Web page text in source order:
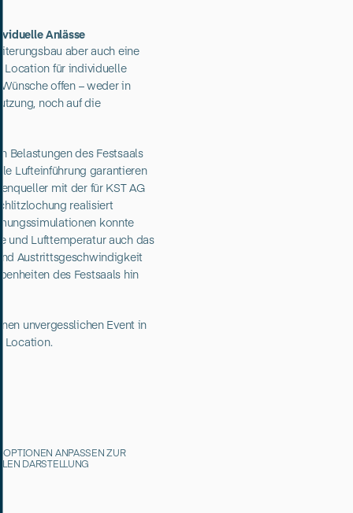
Anlässe
aber auch eine
Location für individuelle
offen – weder in
noch auf die
Belastungen des Festsaals
Lufteinführung garantieren
mit der für KST AG
realisiert
konnte
und Lufttemperatur auch das
Austrittsgeschwindigkeit
des Festsaals hin
unvergesslichen Event in
Location.
OPTIONEN ANPASSEN ZUR
DARSTELLUNG